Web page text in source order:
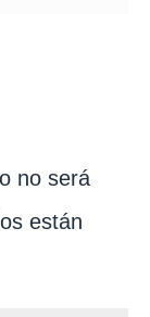
no será
están